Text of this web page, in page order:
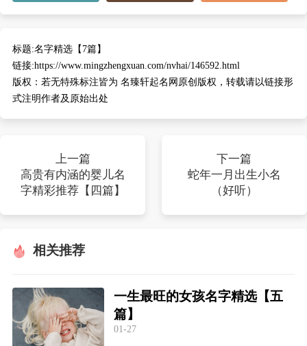
标题:名字精选【7篇】
链接:https://www.mingzhengxuan.com/nvhai/146592.html
版权： 若无特殊标注皆为 名臻轩起名网原创版权，转载请以链接形
式注明作者及原始出处
上一篇
高贵有内涵的婴儿名
字精彩推荐【四篇】
下一篇
蛇年一月出生小名
（好听）
相关推荐
一生最旺的女孩名字精选【五
篇】
01-27